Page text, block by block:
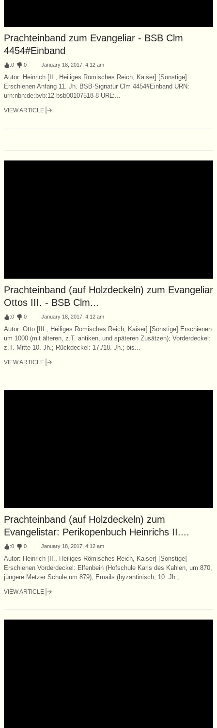
Prachteinband zum Evangeliar - BSB Clm
4454#Einband
:0 :0 January 18, 2017, 4:12 am
Autor: Heinrich [II., Heiliges Römisches Reich, Kaiser] [Sonstige]
Erschienen Anfang 11. Jh. BSB-Signatur Clm 4454#Einband URN:
urn:nbn:de:bvb:12-bsb00107518-8 URL:...
VIEW ARTICLE
Prachteinband (auf Holzdeckeln) zum Evangeliar
Ottos III. - BSB Clm...
:0 :0 January 18, 2017, 4:12 am
Autor: Otto [III., Heiliges Römisches Reich, Kaiser] [Sonstige] Erschienen
um 1000 (mit älteren, z.T. antiken, und späteren Zusätzen); Vorderdeckel:
z.T. Mitte 10. Jh.; Rückdeckel: 17./18. Jh.; bis...
VIEW ARTICLE
Prachteinband (auf Holzdeckeln) zum
Evangelistar: Perikopenbuch Heinrichs II....
:0 :0 January 18, 2017, 4:12 am
Autor: Heinrich [II., Heiliges Römisches Reich, Kaiser] [Sonstige]
Erschienen Vorderdeckel: Elfenbein (Hofschule Karls des Kahlen, um 870,
jüngere Metzer Schule um 879), Emails (byzantinisch, 10. Jh.,...
VIEW ARTICLE